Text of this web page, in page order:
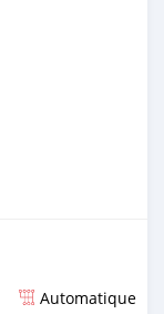
Automatique